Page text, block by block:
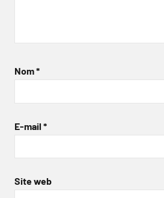
Nom*
E-mail *
Site web